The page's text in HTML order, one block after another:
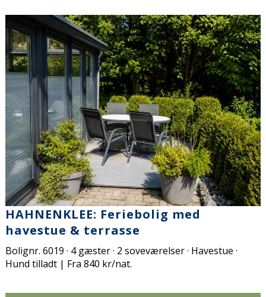
HAHNENKLEE: Feriebolig med
havestue & terrasse
Bolignr. 6019 · 4 gæster · 2 soveværelser · Havestue ·
Hund tilladt | Fra 840 kr/nat.